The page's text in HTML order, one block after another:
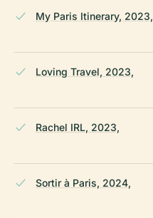
My Paris Itinerary, 2023,
Loving Travel, 2023,
Rachel IRL, 2023,
Sortir à Paris, 2024,